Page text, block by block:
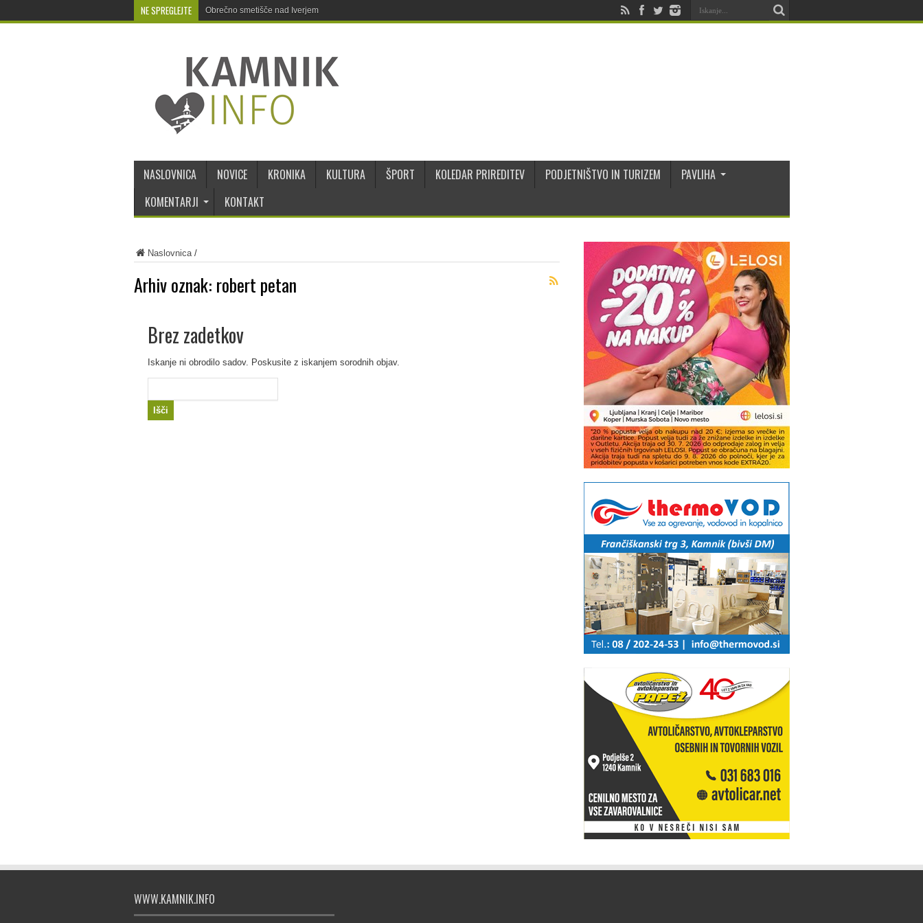
NE SPREGLEJTE Obrečno smetišče nad Iverjem
NASLOVNICA NOVICE KRONIKA KULTURA ŠPORT KOLEDAR PRIREDITEV PODJETNIŠTVO IN TURIZEM
PAVLIHA
KOMENTARJI
KONTAKT
Naslovnica/
Arhiv oznak: robert petan
Brez zadetkov
Iskanje ni obrodilo sadov. Poskusite z iskanjem sorodnih objav.
WWW.KAMNIK.INFO